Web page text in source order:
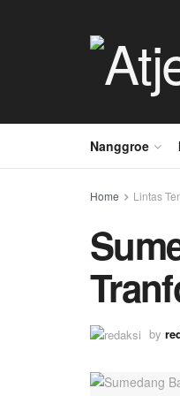
Nanggroe
Home Lintas
by